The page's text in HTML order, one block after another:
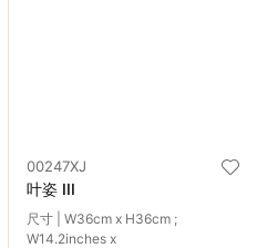
00247XJ
叶姿 III
尺寸 | W36cm x H36cm ;
W14.2inches x